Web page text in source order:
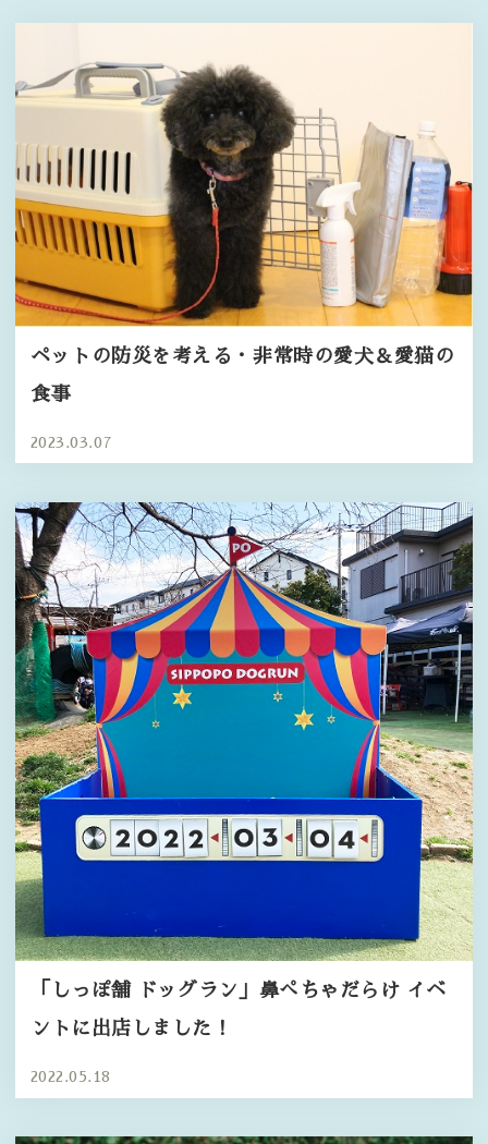
ペットの防災を考える・非常時の愛犬＆愛猫の
食事
2023.03.07
「しっぽ舗 ドッグラン」鼻ぺちゃだらけ イベ
ントに出店しました！
2022.05.18